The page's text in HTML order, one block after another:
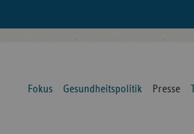
Fokus Gesundheitspolitik Presse